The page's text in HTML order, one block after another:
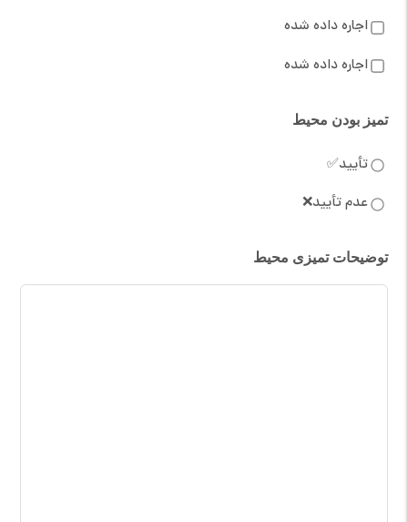
اجاره داده شده
اجاره داده شده
تمیز بودن محیط
تأیید✅
عدم تأیید❌
توضیحات تمیزی محیط